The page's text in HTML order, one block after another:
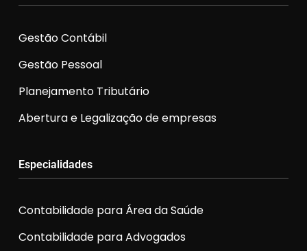
Gestão Contábil
Gestão Pessoal
Planejamento Tributário
Abertura e Legalização de empresas
Especialidades
Contabilidade para Área da Saúde
Contabilidade para Advogados